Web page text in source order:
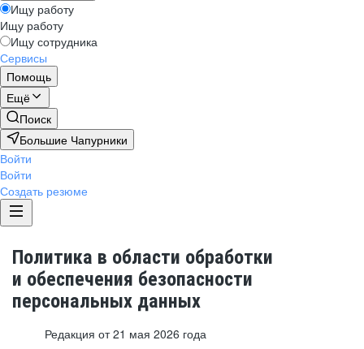
Ищу работу
Ищу работу
Ищу сотрудника
Сервисы
Помощь
Ещё
Поиск
Большие Чапурники
Войти
Войти
Создать резюме
Политика в области обработки
и обеспечения безопасности
персональных данных
Редакция от 21 мая 2026 года